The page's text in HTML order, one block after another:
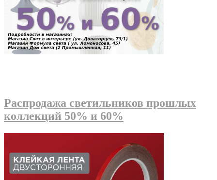
Распродажа светильников прошлых
коллекций 50% и 60%